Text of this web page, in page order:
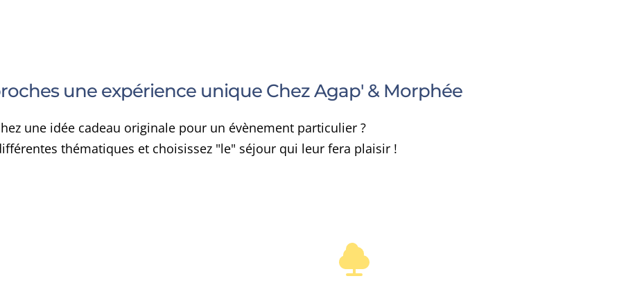
une expérience unique Chez Agap' & Morphée
une idée cadeau originale pour un évènement particulier ?
thématiques et choisissez "le" séjour qui leur fera plaisir !